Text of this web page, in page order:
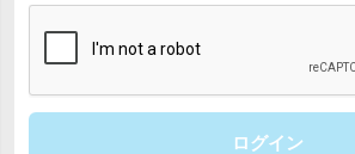
ログイン